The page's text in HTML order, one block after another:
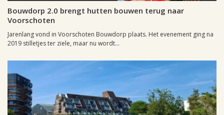
Bouwdorp 2.0 brengt hutten bouwen terug naar
Voorschoten
Jarenlang vond in Voorschoten Bouwdorp plaats. Het evenement ging na
2019 stilletjes ter ziele, maar nu wordt...